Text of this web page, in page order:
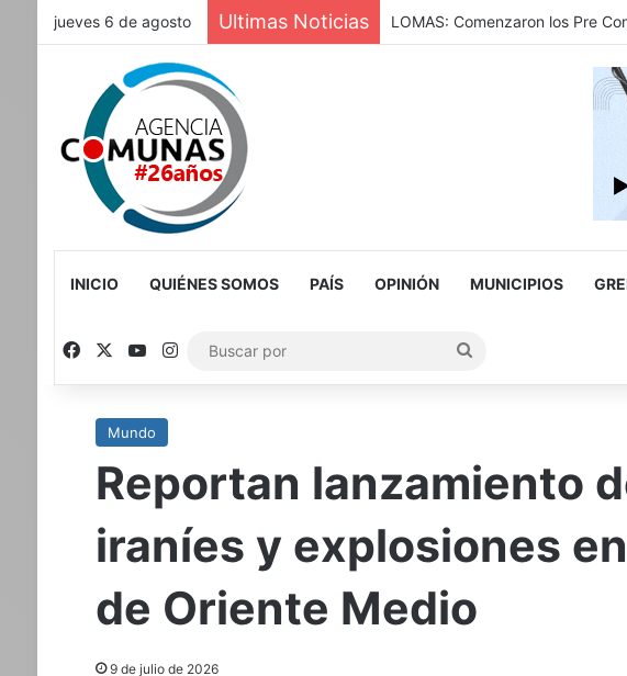
jueves 6 de agosto Ultimas Noticias LOMAS: Comenzaron los Pre
INICIO QUIÉNES SOMOS PAÍS OPINIÓN MUNICIPIOS
FacebookYouTube
Instagram
por
Mundo
Reportan lanzamiento
iraníes y explosiones
de Oriente Medio
9 de julio de 2026